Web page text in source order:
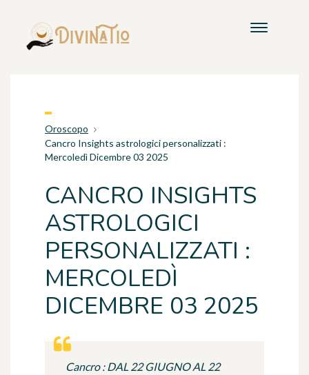
Oroscopo
Cancro Insights astrologici personalizzati :
Mercoledì Dicembre 03 2025
CANCRO INSIGHTS
ASTROLOGICI
PERSONALIZZATI :
MERCOLEDÌ
DICEMBRE 03 2025
Cancro : DAL 22 GIUGNO AL 22